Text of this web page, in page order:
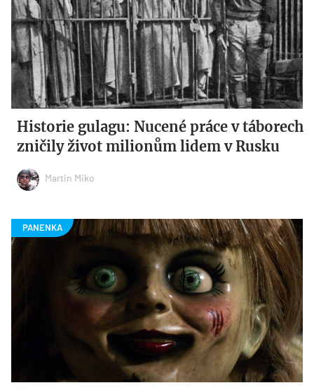
Historie gulagu: Nucené práce v táborech
zničily život milionům lidem v Rusku
Martin Miko